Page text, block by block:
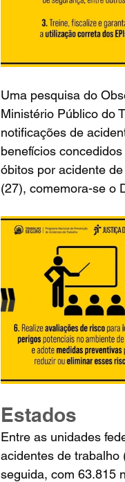
Uma pesquisa do
Ministério Público do
notificações de
benefícios
óbitos por acidente
(27), comemora-se o
Estados
Entre as unidades
acidentes de trabalho
seguida, com 63.815